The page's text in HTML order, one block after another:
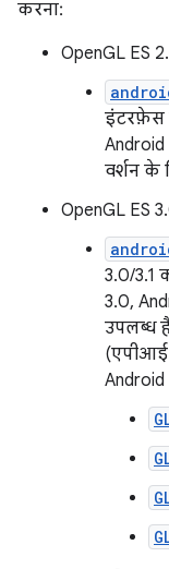
करना:
OpenGL ES
इंटरफ़ेस
वर्शन के
OpenGL ES
3.0/3.1
3.0,
उपलब्ध
(एपीआई